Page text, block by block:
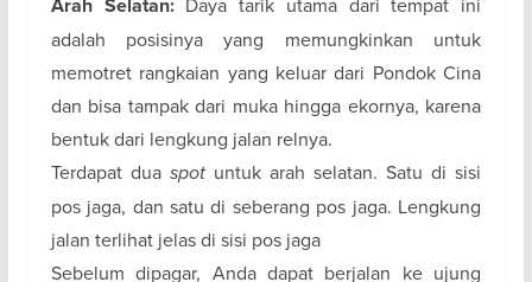
adalah posisinya yang memungkinkan untuk
memotret rangkaian yang keluar dari Pondok Cina
dan bisa tampak dari muka hingga ekornya, karena
bentuk dari lengkung jalan relnya.
Terdapat dua spotuntuk arah selatan. Satu di sisi
pos jaga, dan satu di seberang pos jaga. Lengkung
jalan terlihat jelas di sisi pos jaga
Sebelum dipagar, Anda dapat berjalan ke ujung